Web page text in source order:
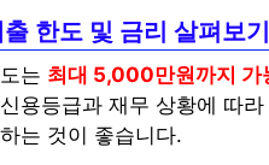
출 한도 및 금리 살펴보기
는 최대 5,000만원까지 가
용등급과 재무 상황에 따
는 것이 좋습니다.